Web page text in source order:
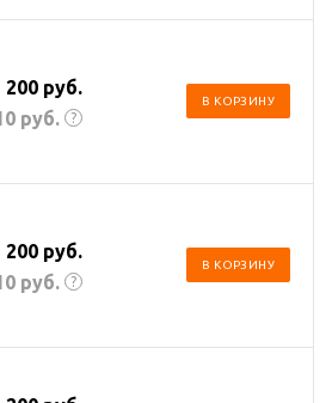
200 руб.
руб. ?
В КОРЗИНУ
200 руб.
руб. ?
В КОРЗИНУ